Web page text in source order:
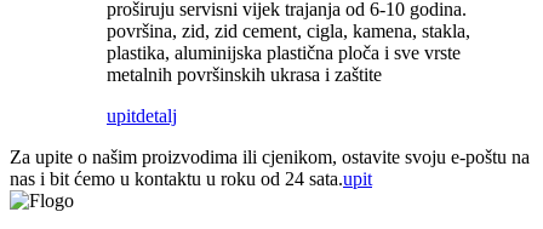
proširuju servisni vijek trajanja od 6-10 godina.
površina, zid, zid cement, cigla, kamena, stakla,
plastika, aluminijska plastična ploča i sve vrste
metalnih površinskih ukrasa i zaštite
upitdetalj
Za upite o našim proizvodima ili cjenikom, ostavite svoju e-poštu na
nas i bit ćemo u kontaktu u roku od 24 sata.upit